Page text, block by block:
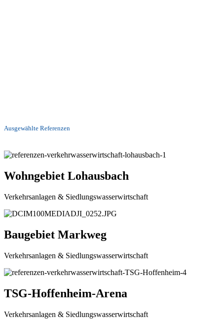
Ausgewählte Referenzen
Wohngebiet Lohausbach
Verkehrsanlagen & Siedlungswasserwirtschaft
Baugebiet Markweg
Verkehrsanlagen & Siedlungswasserwirtschaft
TSG-Hoffenheim-Arena
Verkehrsanlagen & Siedlungswasserwirtschaft